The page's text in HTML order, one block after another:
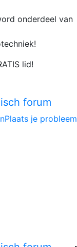
onderdeel van
lid!
Plaats je probleem